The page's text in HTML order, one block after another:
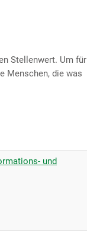
Stellenwert. Um für
Menschen, die was
und